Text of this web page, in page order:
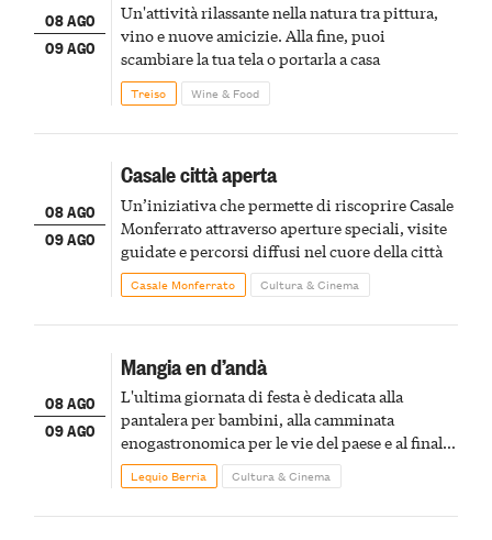
08 AGO
09 AGO
Un'attività rilassante nella natura tra pittura,
vino e nuove amicizie. Alla fine, puoi
scambiare la tua tela o portarla a casa
Treiso Wine & Food
08 AGO
09 AGO
Casale città aperta
Un’iniziativa che permette di riscoprire Casale
Monferrato attraverso aperture speciali, visite
guidate e percorsi diffusi nel cuore della città
Casale Monferrato Cultura & Cinema
08 AGO
09 AGO
Mangia en d’andà
L'ultima giornata di festa è dedicata alla
pantalera per bambini, alla camminata
enogastronomica per le vie del paese e al finale
pirotecnico
Lequio Berria Cultura & Cinema